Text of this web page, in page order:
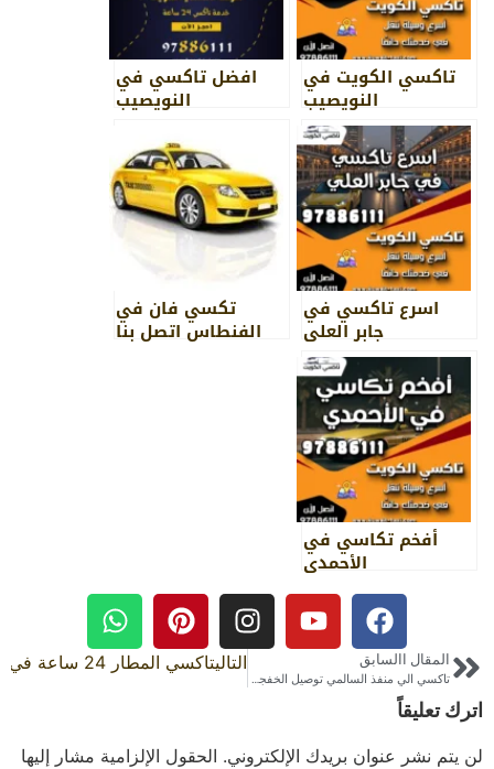
تاكسي الكويت في
النويصيب
افضل تاكسي في
النويصيب
اسرع تاكسي في
جابر العلي
تكسي فان في
الفنطاس اتصل بنا
أفخم تكاسي في
الأحمدي
المقال االسابق التاليتاكسي المطار 24 ساعة في الكويت حجز سريع 97886111
اترك تعليقاً
لن يتم نشر عنوان بريدك الإلكتروني. الحقول الإلزامية مشار إليها